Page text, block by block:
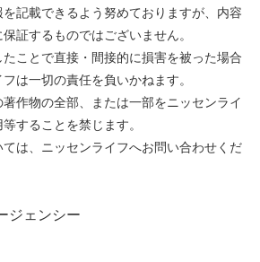
記載できるよう努めておりますが、内容
証するものではございません。
ことで直接・間接的に損害を被った場合
は一切の責任を負いかねます。
作物の全部、または一部をニッセンライ
することを禁じます。
は、ニッセンライフへお問い合わせくだ
ジェンシー